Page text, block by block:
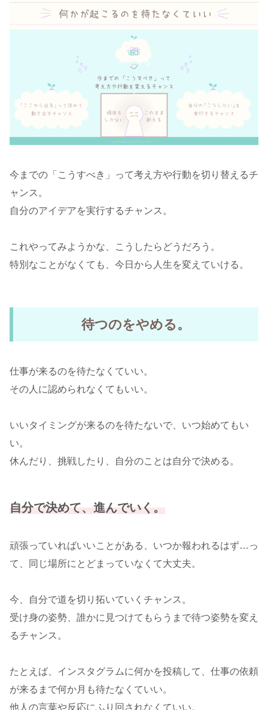
今までの「こうすべき」って考え方や行動を切り替えるチ
ャンス。
自分のアイデアを実行するチャンス。
これやってみようかな、こうしたらどうだろう。
特別なことがなくても、今日から人生を変えていける。
待つのをやめる。
仕事が来るのを待たなくていい。
その人に認められなくてもいい。
いいタイミングが来るのを待たないで、いつ始めてもい
い。
休んだり、挑戦したり、自分のことは自分で決める。
自分で決めて、進んでいく。
頑張っていればいいことがある、いつか報われるはず…っ
て、同じ場所にとどまっていなくて大丈夫。
今、自分で道を切り拓いていくチャンス。
受け身の姿勢、誰かに見つけてもらうまで待つ姿勢を変え
るチャンス。
たとえば、インスタグラムに何かを投稿して、仕事の依頼
が来るまで何か月も待たなくていい。
他人の言葉や反応にふり回されなくていい。